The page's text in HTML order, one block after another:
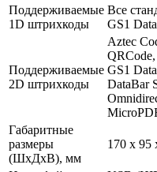
Поддерживаемые
1D штрихкоды
Все
GS1
Поддерживаемые
2D штрихкоды
Aztec
GS1
DataBar
Габаритные
размеры
(ШхДхВ), мм
170 х 95